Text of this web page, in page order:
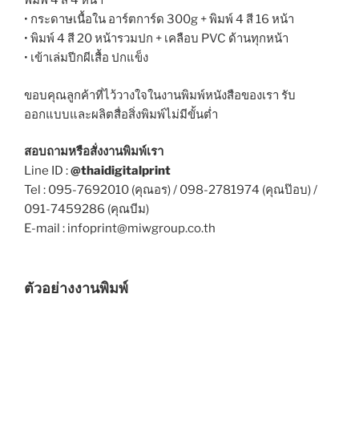
• กระดาษเนื้อใน อาร์ตการ์ด 300g + พิมพ์ 4 สี 16 หน้า
• พิมพ์ 4 สี 20 หน้ารวมปก + เคลือบ PVC ด้านทุกหน้า
• เข้าเล่มปีกผีเสื้อ ปกแข็ง
ขอบคุณลูกค้าที่ไว้วางใจในงานพิมพ์หนังสือของเรา รับ
ออกแบบและผลิตสื่อสิ่งพิมพ์ไม่มีขั้นต่ำ
สอบถามหรือสั่งงานพิมพ์เรา
Line ID :@thaidigitalprint
Tel : 095-7692010 (คุณอร) / 098-2781974 (คุณป๊อบ) /
091-7459286 (คุณบีม)
E-mail : infoprint@miwgroup.co.th
ตัวอย่างงานพิมพ์